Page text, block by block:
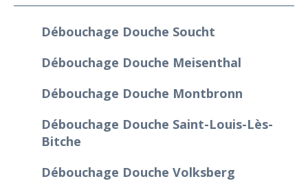
Débouchage Douche Soucht
Débouchage Douche Meisenthal
Débouchage Douche Montbronn
Débouchage Douche Saint-Louis-Lès-
Bitche
Débouchage Douche Volksberg